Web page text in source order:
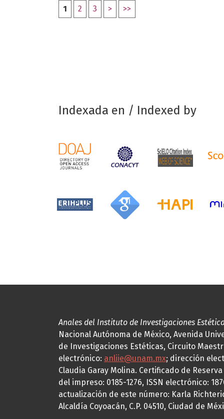
1 2 3 > >>
Indexada en / Indexed by
Anales del Instituto de Investigaciones
Nacional Autónoma de México, Avenida
de Investigaciones Estéticas, Circuito
electrónico: anliie@unam.mx; dirección
Claudia Garay Molina. Certificado de
del impreso: 0185-1276, ISSN electrónico:
actualización de este número: Karla
Alcaldía Coyoacán, C.P. 04510, Ciudad de